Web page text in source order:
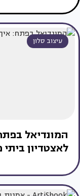
עיצוב סלון
המונדיאל
לאצטדיון